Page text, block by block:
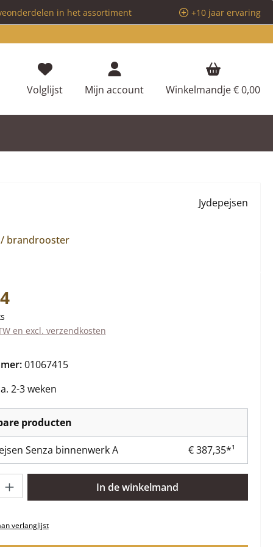
in het assortiment
+10 jaar ervaring
VolglijstJe hebt 0 items op je verlanglijstje
Mijn account Winkelmandje€ 0,00
brandrooster
Jydepejsen
en excl. verzendkosten
01067415
2-3 weken
producten
Senza binnenwerk A € 387,35*¹
Voer de gewenste hoeveelheid in of gebruik de knoppen
In de winkelmand
verlanglijst